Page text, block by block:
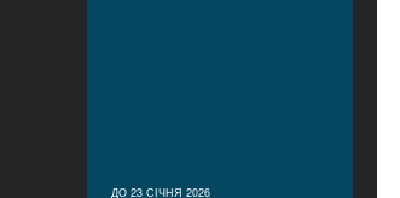
ДО 23 СІЧНЯ 2026